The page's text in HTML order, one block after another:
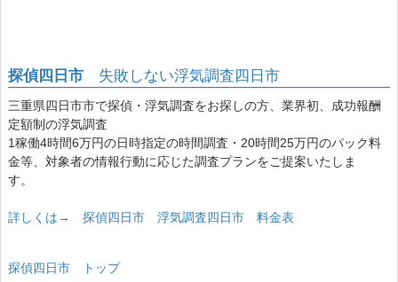
探偵四日市 失敗しない浮気調査四日市
三重県四日市市で探偵・浮気調査をお探しの方、業界初、成功報酬
定額制の浮気調査
1稼働4時間6万円の日時指定の時間調査・20時間25万円のパック料
金等、対象者の情報行動に応じた調査プランをご提案いたしま
す。
詳しくは→ 探偵四日市 浮気調査四日市 料金表
探偵四日市 トップ